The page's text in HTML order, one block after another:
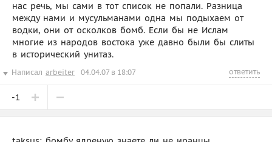
нас речь, мы сами в тот список не попали. Разница
между нами и мусульманами одна мы подыхаем от
водки, они от осколков бомб. Если бы не Ислам
многие из народов востока уже давно были бы слиты
в исторический унитаз.
Написал arbeiter 04.04.07 в 18:07 ответить
-1